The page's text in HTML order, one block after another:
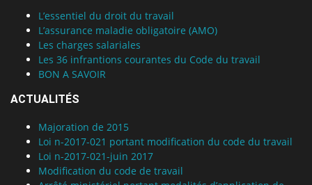
L’essentiel du droit du travail
L’assurance maladie obligatoire (AMO)
Les charges salariales
Les 36 infrantions courantes du Code du travail
BON A SAVOIR
ACTUALITÉS
Majoration de 2015
Loi n-2017-021 portant modification du code du travail
Loi n-2017-021-juin 2017
Modification du code de travail